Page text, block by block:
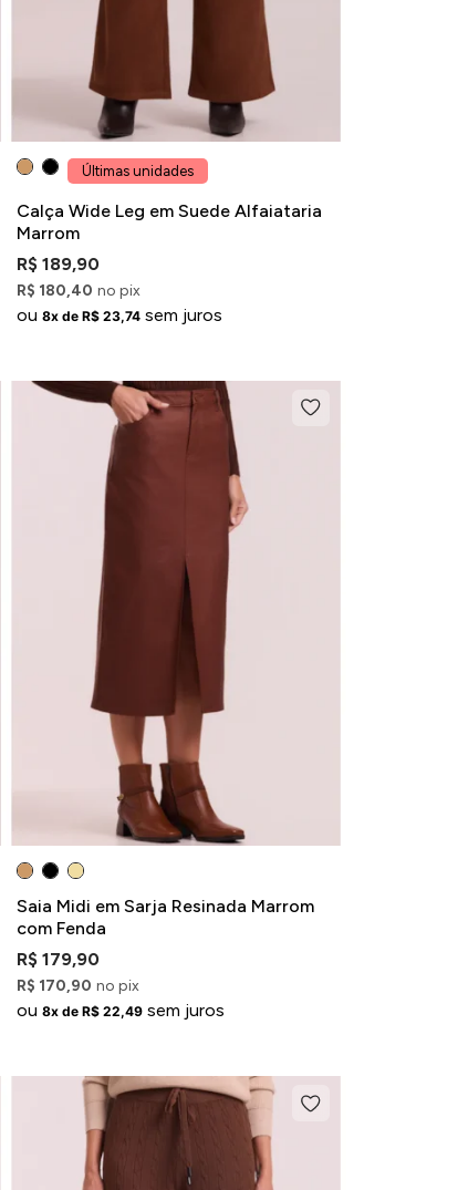
Últimas unidades
Calça Wide Leg em Suede Alfaiataria
Marrom
R$ 189,90
R$ 180,40 no pix
ou8x de R$ 23,74 sem juros
Saia Midi em Sarja Resinada Marrom
com Fenda
R$ 179,90
R$ 170,90 no pix
ou8x de R$ 22,49 sem juros